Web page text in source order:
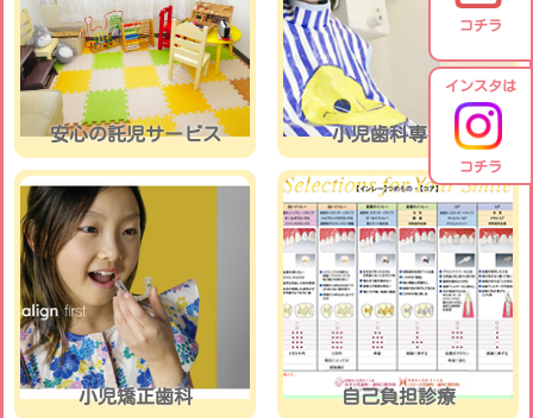
コチラ
インスタは
コチラ
安心の託児サービス 小児歯科専門医
小児矯正歯科 自己負担診療